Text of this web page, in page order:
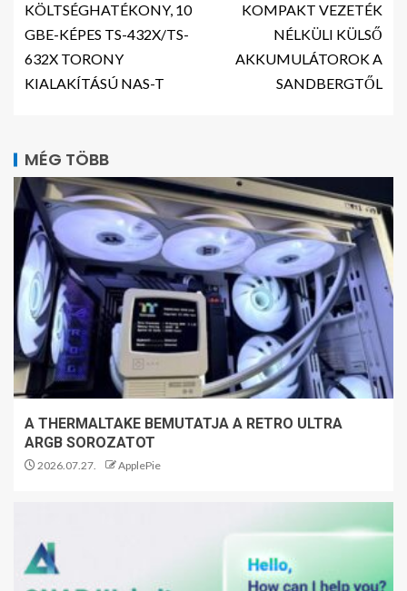
KÖLTSÉGHATÉKONY, 10
GBE-KÉPES TS-432X/TS-
632X TORONY
KIALAKÍTÁSÚ NAS-T
KOMPAKT VEZETÉK
NÉLKÜLI KÜLSŐ
AKKUMULÁTOROK A
SANDBERGTŐL
MÉG TÖBB
A THERMALTAKE BEMUTATJA A RETRO ULTRA
ARGB SOROZATOT
2026.07.27. ApplePie